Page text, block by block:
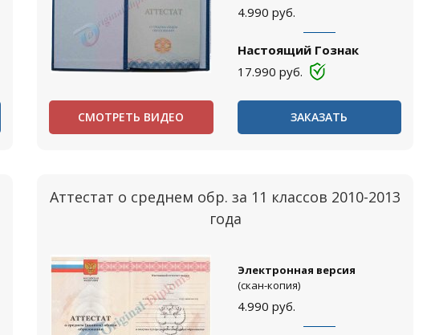
4.990 руб.
Настоящий Гознак
17.990 руб.
СМОТРЕТЬ ВИДЕО ЗАКАЗАТЬ
Аттестат о среднем обр. за 11 классов 2010-2013
года
Электронная версия
(скан-копия)
4.990 руб.